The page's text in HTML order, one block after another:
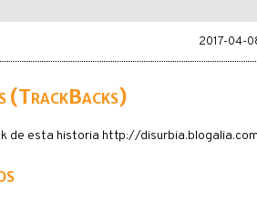
2017-04-
(TrackBacks)
de esta historia http://